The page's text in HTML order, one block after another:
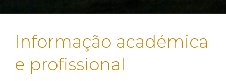
Informação académica
e profissional